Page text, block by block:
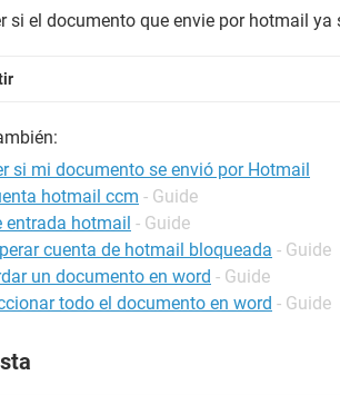
si el documento que envie por hotmail ya
si mi documento se envió por Hotmail
hotmail ccm - Guide
entrada hotmail - Guide
cuenta de hotmail bloqueada - Guide
un documento en word - Guide
todo el documento en word - Guide